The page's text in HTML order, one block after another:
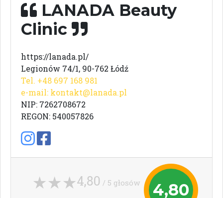
LANADA Beauty
Clinic
https://lanada.pl/
Legionów 74/1, 90-762 Łódź
Tel. +48 697 168 981
e-mail: kontakt@lanada.pl
NIP: 7262708672
REGON: 540057826
4,80
4,80 / 5 głosów